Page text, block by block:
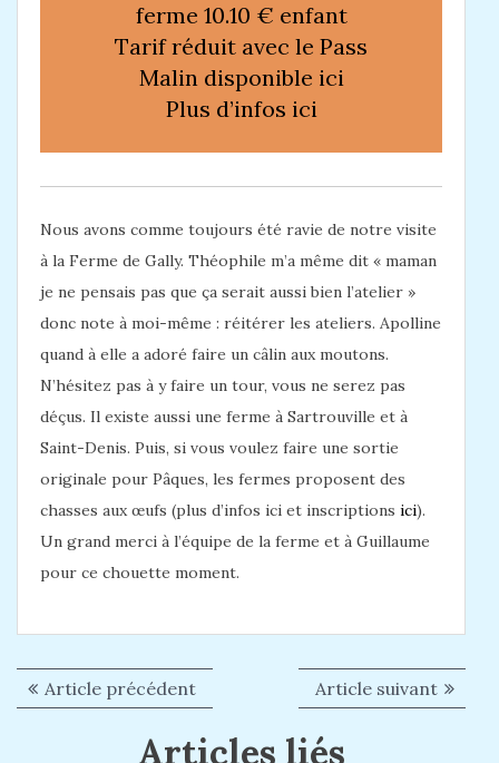
ferme 10.10 € enfant
Tarif réduit avec le Pass
Malin disponible ici
Plus d’infos ici
Nous avons comme toujours été ravie de notre visite
à la Ferme de Gally. Théophile m’a même dit « maman
je ne pensais pas que ça serait aussi bien l’atelier »
donc note à moi-même : réitérer les ateliers. Apolline
quand à elle a adoré faire un câlin aux moutons.
N’hésitez pas à y faire un tour, vous ne serez pas
déçus. Il existe aussi une ferme à Sartrouville et à
Saint-Denis. Puis, si vous voulez faire une sortie
originale pour Pâques, les fermes proposent des
chasses aux œufs (plus d’infos ici et inscriptions ici).
Un grand merci à l’équipe de la ferme et à Guillaume
pour ce chouette moment.
NArticle précédent
r
t
Article suivant A
r
Articles liés